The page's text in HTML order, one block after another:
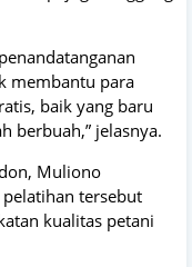
membantu para
baik yang baru
berbuah,” jelasnya.
Muliono
tersebut
kualitas petani